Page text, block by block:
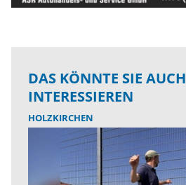
DAS KÖNNTE SIE AUCH
INTERESSIEREN
HOLZKIRCHEN